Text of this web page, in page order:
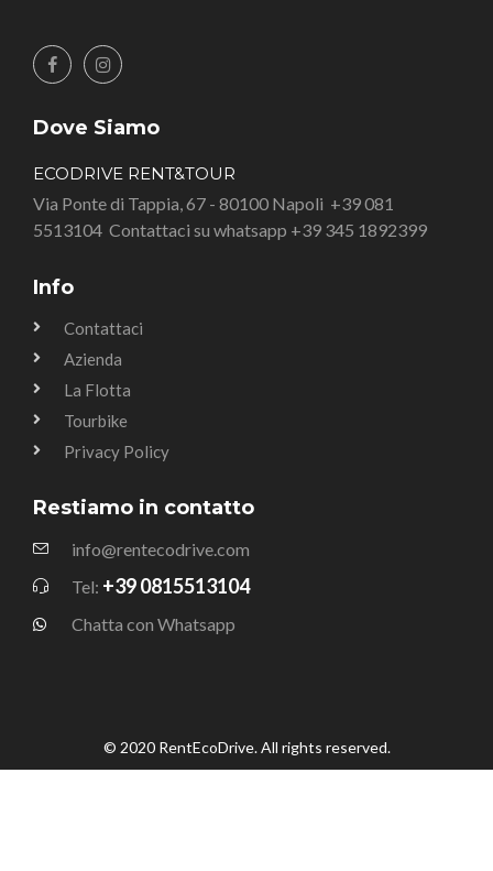
Dove Siamo
ECODRIVE RENT&TOUR
Via Ponte di Tappia, 67 - 80100 Napoli +39 081
5513104 Contattaci su whatsapp +39 345 1892399
Info
Contattaci
Azienda
La Flotta
Tourbike
Privacy Policy
Restiamo in contatto
info@rentecodrive.com
Tel: +39 0815513104
Chatta con Whatsapp
© 2020 RentEcoDrive. All rights reserved.